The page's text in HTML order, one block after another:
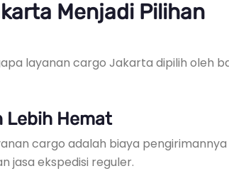
Menjadi Pilihan
layanan cargo Jakarta dipilih oleh
Lebih Hemat
cargo adalah biaya
jasa ekspedisi reguler.